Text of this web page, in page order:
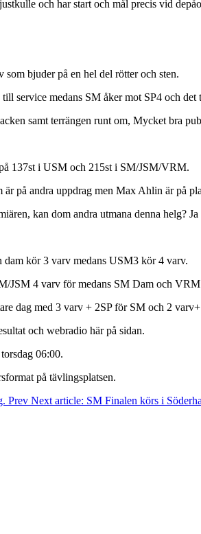
och har start och mål precis vid
bjuder på en hel del rötter och sten.
service medans SM åker mot SP4 och det
samt terrängen runt om, Mycket bra
137st i USM och 215st i SM/JSM/VRM.
på andra uppdrag men Max Ahlin är på
kan dom andra utmana denna helg? Ja
kör 3 varv medans USM3 kör 4 varv.
JSM 4 varv för medans SM Dam och
dag med 3 varv + 2SP för SM och 2
och webradio här på sidan.
06:00.
på tävlingsplatsen.
Prev Next article: SM Finalen körs i